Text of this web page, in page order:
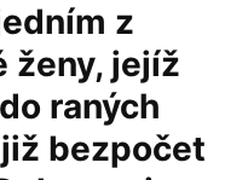
z
ženy, jejíž
raných
bezpočet